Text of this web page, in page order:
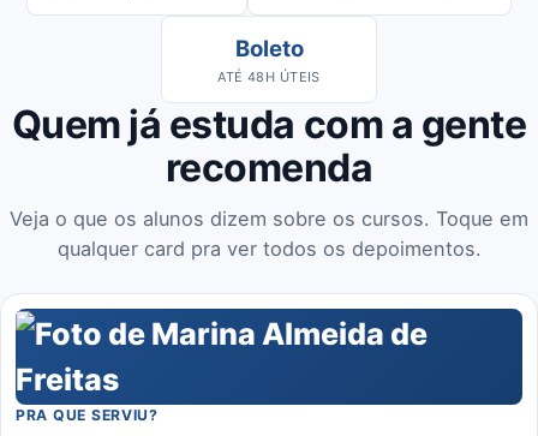
Boleto
ATÉ 48H ÚTEIS
Quem já estuda com a gente
recomenda
Veja o que os alunos dizem sobre os cursos. Toque em
qualquer card pra ver todos os depoimentos.
PRA QUE SERVIU?